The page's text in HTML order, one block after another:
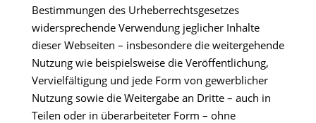
Bestimmungen des Urheberrechtsgesetzes
widersprechende Verwendung jeglicher Inhalte
dieser Webseiten – insbesondere die weitergehende
Nutzung wie beispielsweise die Veröffentlichung,
Vervielfältigung und jede Form von gewerblicher
Nutzung sowie die Weitergabe an Dritte – auch in
Teilen oder in überarbeiteter Form – ohne